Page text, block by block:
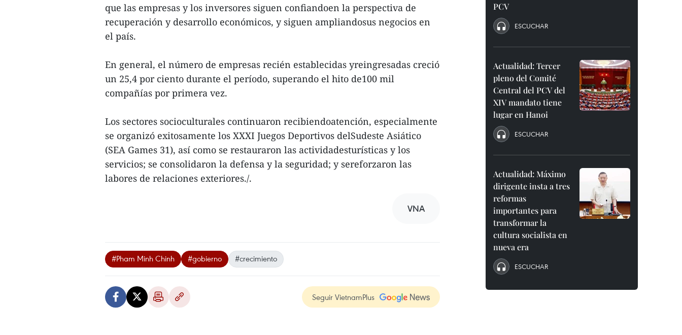
que las empresas y los inversores siguen confiandoen la perspectiva de
recuperación y desarrollo económicos, y siguen ampliandosus negocios en
el país.
En general, el número de empresas recién establecidas yreingresadas creció
un 25,4 por ciento durante el período, superando el hito de100 mil
compañías por primera vez.
Los sectores socioculturales continuaron recibiendoatención, especialmente
se organizó exitosamente los XXXI Juegos Deportivos delSudeste Asiático
(SEA Games 31), así como se restauraron las actividadesturísticas y los
servicios; se consolidaron la defensa y la seguridad; y sereforzaron las
labores de relaciones exteriores./.
VNA
#Pham Minh Chinh #gobierno #crecimiento
Seguir VietnamPlus
PCV
ESCUCHAR
Actualidad: Tercer
pleno del Comité
Central del PCV del
XIV mandato tiene
lugar en Hanoi
ESCUCHAR
Actualidad: Máximo
dirigente insta a tres
reformas
importantes para
transformar la
cultura socialista en
nueva era
ESCUCHAR